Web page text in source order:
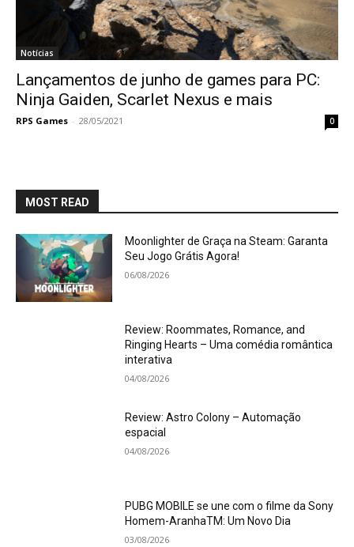
Notícias
Lançamentos de junho de games para PC:
Ninja Gaiden, Scarlet Nexus e mais
RPS Games - 28/05/2021 0
MOST READ
Moonlighter de Graça na Steam: Garanta
Seu Jogo Grátis Agora!
06/08/2026
Review: Roommates, Romance, and
Ringing Hearts – Uma comédia romântica
interativa
04/08/2026
Review: Astro Colony – Automação
espacial
04/08/2026
PUBG MOBILE se une com o filme da Sony
Homem-AranhaTM: Um Novo Dia
03/08/2026